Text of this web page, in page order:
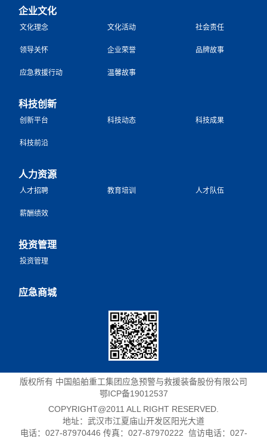
企业文化
文化理念 文化活动 社会责任
领导关怀 企业荣誉 品牌故事
应急救援行动 温馨故事
科技创新
创新平台 科技动态 科技成果
科技前沿
人力资源
人才招聘 教育培训 人才队伍
薪酬绩效
投资管理
投资管理
应急商城
版权所有 中国船舶重工集团应急预警与救援装备股份有限公司
鄂ICP备19012537
COPYRIGHT@2011 ALL RIGHT RESERVED.
地址：武汉市江夏庙山开发区阳光大道
电话：027-87970446 传真：027-87970222 信访电话：027-